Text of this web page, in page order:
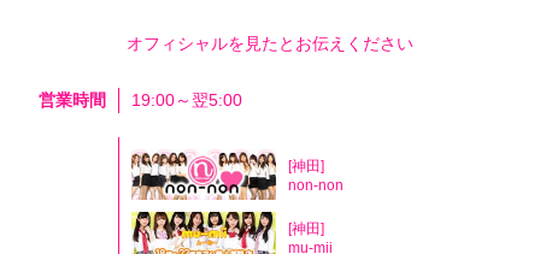
オフィシャルを見たとお伝えください
営業時間 19:00～翌5:00
[神田]
non-non
[神田]
mu-mii